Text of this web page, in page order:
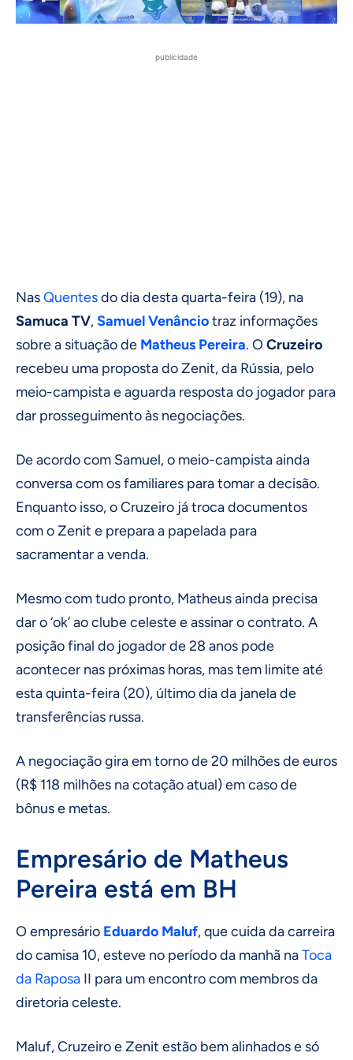
publicidade
NasQuentesdo dia desta quarta-feira (19), na
Samuca TV,Samuel Venânciotraz informações
sobre a situação de Matheus Pereira. OCruzeiro
recebeu uma proposta do Zenit, da Rússia, pelo
meio-campista e aguarda resposta do jogador para
dar prosseguimento às negociações.
De acordo com Samuel, o meio-campista ainda
conversa com os familiares para tomar a decisão.
Enquanto isso, o Cruzeiro já troca documentos
com o Zenit e prepara a papelada para
sacramentar a venda.
Mesmo com tudo pronto, Matheus ainda precisa
dar o ‘ok’ ao clube celeste e assinar o contrato. A
posição final do jogador de 28 anos pode
acontecer nas próximas horas, mas tem limite até
esta quinta-feira (20), último dia da janela de
transferências russa.
A negociação gira em torno de 20 milhões de euros
(R$ 118 milhões na cotação atual) em caso de
bônus e metas.
Empresário de Matheus
Pereira está em BH
O empresário Eduardo Maluf, que cuida da carreira
do camisa 10, esteve no período da manhã naToca
da Raposa II para um encontro com membros da
diretoria celeste.
Maluf, Cruzeiro e Zenit estão bem alinhados e só